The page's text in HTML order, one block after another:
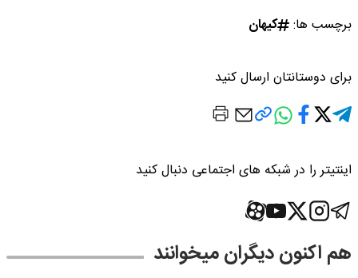
برچسب ها: کیهان
برای دوستانتان ارسال کنید
اینتیتر را در شبکه های اجتماعی دنبال کنید
هم اکنون دیگران میخوانند